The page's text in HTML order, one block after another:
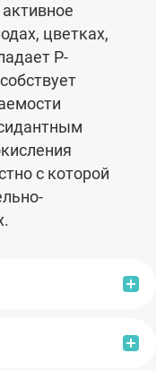
цветках,
Р-
с которой
целлюлоза